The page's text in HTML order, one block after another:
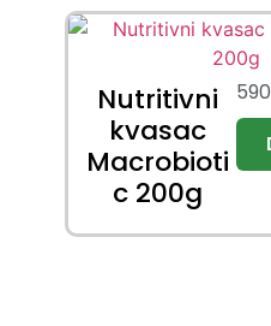
Nutritivni
kvasac
Macrobioti
c 200g
590